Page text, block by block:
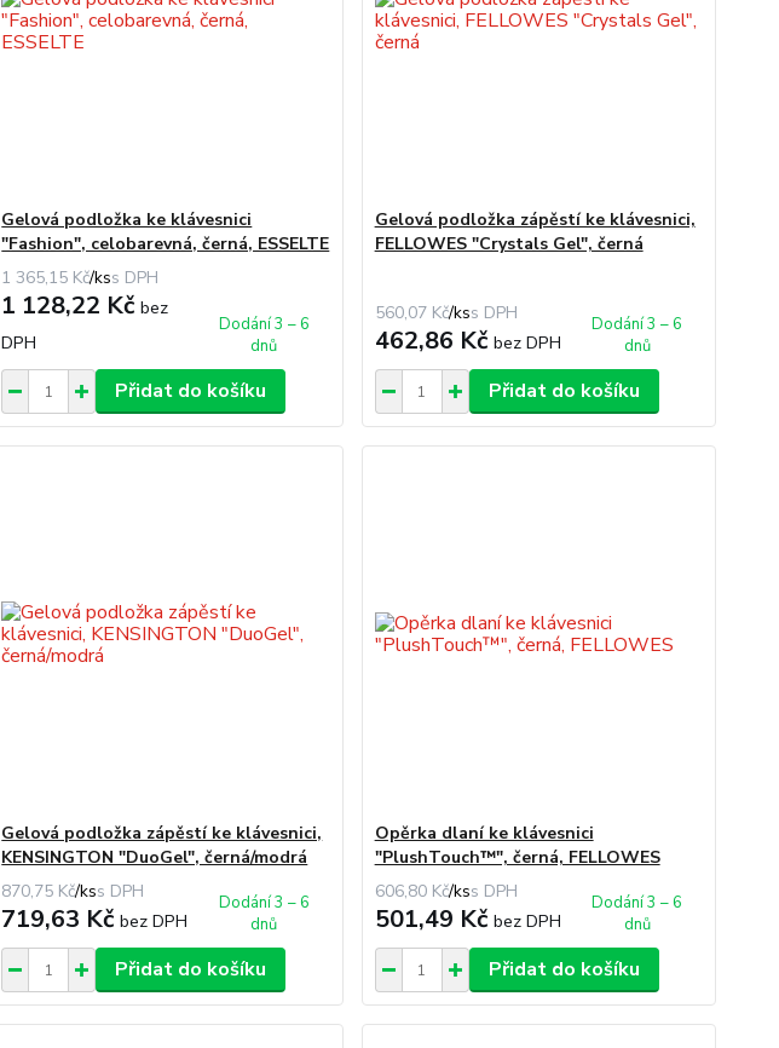
Gelová podložka ke klávesnici
"Fashion", celobarevná, černá, ESSELTE
1 365,15 Kč/ks
1 128,22 Kčbez
DPH
Dodání 3 – 6
dnů
Přidat do košíku
Gelová podložka zápěstí ke klávesnici,
FELLOWES "Crystals Gel", černá
560,07 Kč/ks
462,86 Kč bez DPH
Dodání 3 – 6
dnů
Přidat do košíku
Gelová podložka zápěstí ke klávesnici,
KENSINGTON "DuoGel", černá/modrá
870,75 Kč/ks
719,63 Kčbez DPH
Dodání 3 – 6
dnů
Přidat do košíku
Opěrka dlaní ke klávesnici
"PlushTouch™", černá, FELLOWES
606,80 Kč/ks
501,49 Kč bez DPH
Dodání 3 – 6
dnů
Přidat do košíku